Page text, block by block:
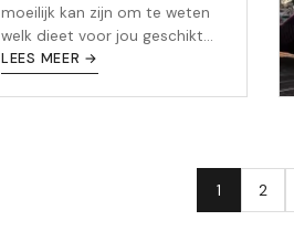
moeilijk kan zijn om te weten
welk dieet voor jou geschikt
is. Ga je voor keto? Paleo?
LEES MEER →
1 2